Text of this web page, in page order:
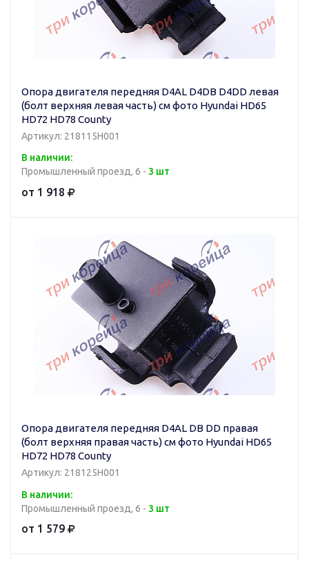
Опора двигателя передняя D4AL D4DB D4DD левая
(болт верхняя левая часть) см фото Hyundai HD65
HD72 HD78 County
Артикул: 218115H001
В наличии:
Промышленный проезд, 6 - 3 шт
от 1 918
Опора двигателя передняя D4AL DB DD правая
(болт верхняя правая часть) см фото Hyundai HD65
HD72 HD78 County
Артикул: 218125H001
В наличии:
Промышленный проезд, 6 - 3 шт
от 1 579